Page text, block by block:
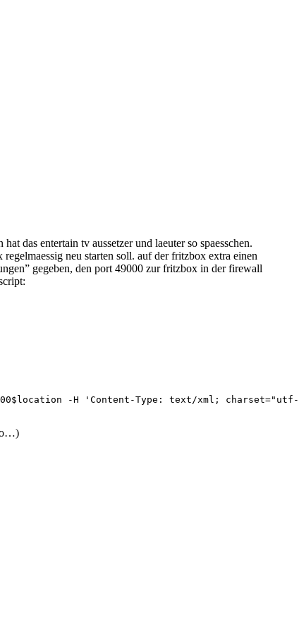
das entertain tv aussetzer und laeuter so spaesschen.
neu starten soll. auf der fritzbox extra einen
gegeben, den port 49000 zur fritzbox in der firewall
-H 'Content-Type: text/xml;